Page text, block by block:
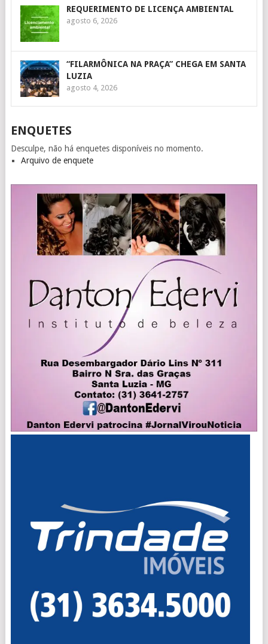
REQUERIMENTO DE LICENÇA AMBIENTAL
agosto 6, 2026
“FILARMÔNICA NA PRAÇA” CHEGA EM SANTA
LUZIA
agosto 4, 2026
ENQUETES
Desculpe, não há enquetes disponíveis no momento.
Arquivo de enquete